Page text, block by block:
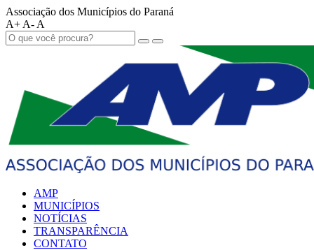
Associação dos Municípios do Paraná
A+ A- A
AMP
MUNICÍPIOS
NOTÍCIAS
TRANSPARÊNCIA
CONTATO